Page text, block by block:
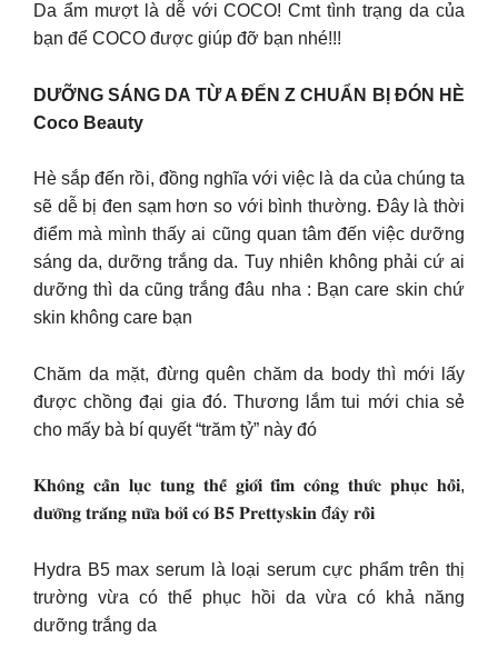
Da ẩm mượt là dễ với COCO! Cmt tình trạng da của
bạn để COCO được giúp đỡ bạn nhé!!!
DƯỠNG SÁNG DA TỪ A ĐẾN Z CHUẨN BỊ ĐÓN HÈ
Coco Beauty
Hè sắp đến rồi, đồng nghĩa với việc là da của chúng ta
sẽ dễ bị đen sạm hơn so với bình thường. Đây là thời
điểm mà mình thấy ai cũng quan tâm đến việc dưỡng
sáng da, dưỡng trắng da. Tuy nhiên không phải cứ ai
dưỡng thì da cũng trắng đâu nha : Bạn care skin chứ
skin không care bạn
Chăm da mặt, đừng quên chăm da body thì mới lấy
được chồng đại gia đó. Thương lắm tui mới chia sẻ
cho mấy bà bí quyết “trăm tỷ” này đó
𝐊𝐡𝐨̂𝐧𝐠 𝐜𝐚̂̀𝐧 𝐥𝐮̣𝐜 𝐭𝐮𝐧𝐠 𝐭𝐡𝐞̂́ 𝐠𝐢𝐨̛́𝐢 𝐭𝐢̀𝐦 𝐜𝐨̂𝐧𝐠 𝐭𝐡𝐮̛́𝐜 𝐩𝐡𝐮̣𝐜 𝐡𝐨̂̀𝐢,
𝐝𝐮̛𝐨̛̃𝐧𝐠 𝐭𝐫𝐚̆́𝐧𝐠 𝐧𝐮̛̃𝐚 𝐛𝐨̛̉𝐢 𝐜𝐨́ 𝐁𝟓 𝐏𝐫𝐞𝐭𝐭𝐲𝐬𝐤𝐢𝐧 đ𝐚̂𝐲 𝐫𝐨̂̀𝐢
Hydra B5 max serum là loại serum cực phẩm trên thị
trường vừa có thể phục hồi da vừa có khả năng
dưỡng trắng da